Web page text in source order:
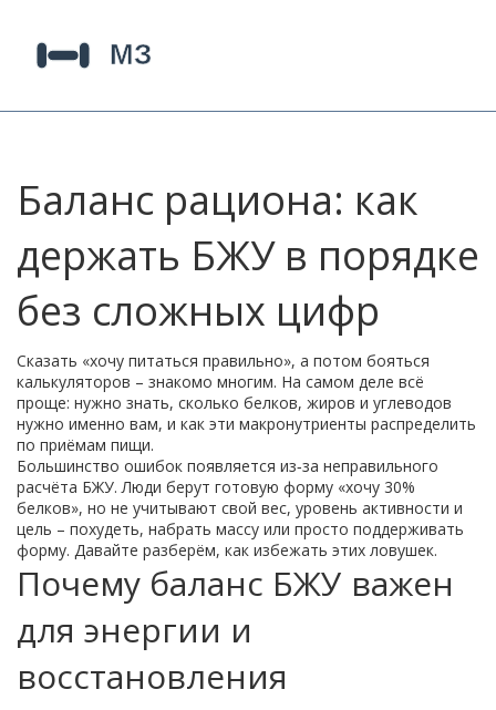
Баланс рациона: как
держать БЖУ в порядке
без сложных цифр
Сказать «хочу питаться правильно», а потом бояться
калькуляторов – знакомо многим. На самом деле всё
проще: нужно знать, сколько белков, жиров и углеводов
нужно именно вам, и как эти макронутриенты распределить
по приёмам пищи.
Большинство ошибок появляется из‑за неправильного
расчёта БЖУ. Люди берут готовую форму «хочу 30%
белков», но не учитывают свой вес, уровень активности и
цель – похудеть, набрать массу или просто поддерживать
форму. Давайте разберём, как избежать этих ловушек.
Почему баланс БЖУ важен
для энергии и
восстановления